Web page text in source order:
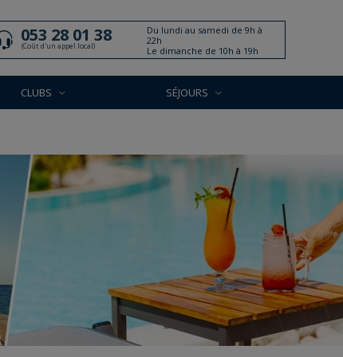
053 28 01 38
(Coût d'un appel local)
Du lundi au samedi de 9h à
22h
Le dimanche de 10h à 19h
CLUBS SÉJOURS